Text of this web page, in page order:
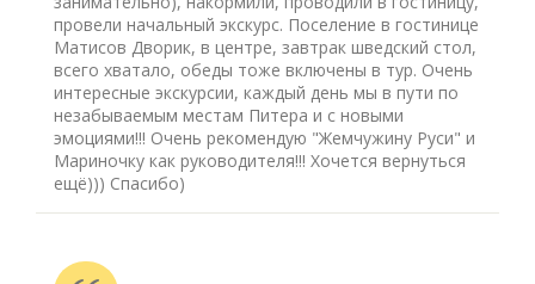
провели начальный экскурс. Поселение в гостинице
Матисов Дворик, в центре, завтрак шведский стол,
всего хватало, обеды тоже включены в тур. Очень
интересные экскурсии, каждый день мы в пути по
незабываемым местам Питера и с новыми
эмоциями!!! Очень рекомендую "Жемчужину Руси" и
Мариночку как руководителя!!! Хочется вернуться
ещё))) Спасибо)